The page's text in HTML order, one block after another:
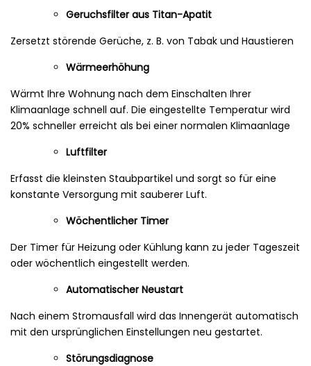
Geruchsfilter aus Titan-Apatit
Zersetzt störende Gerüche, z. B. von Tabak und Haustieren
Wärmeerhöhung
Wärmt Ihre Wohnung nach dem Einschalten Ihrer
Klimaanlage schnell auf. Die eingestellte Temperatur wird
20% schneller erreicht als bei einer normalen Klimaanlage
Luftfilter
Erfasst die kleinsten Staubpartikel und sorgt so für eine
konstante Versorgung mit sauberer Luft.
Wöchentlicher Timer
Der Timer für Heizung oder Kühlung kann zu jeder Tageszeit
oder wöchentlich eingestellt werden.
Automatischer Neustart
Nach einem Stromausfall wird das Innengerät automatisch
mit den ursprünglichen Einstellungen neu gestartet.
Störungsdiagnose